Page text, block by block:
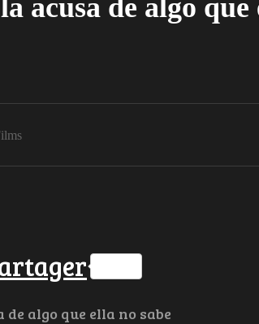
acusa de algo que
de algo que ella no sabe